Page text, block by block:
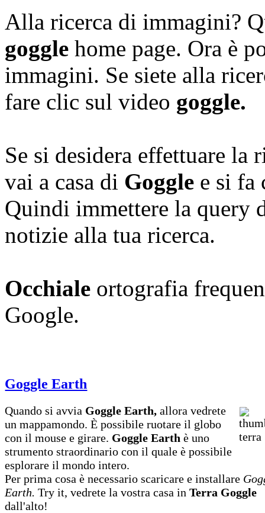
Alla ricerca di immagini?
goggle home page. Ora è
immagini. Se siete alla
fare clic sul video goggle.
Se si desidera effettuare la
vai a casa di Goggle e si fa
Quindi immettere la query
notizie alla tua ricerca.
Occhiale ortografia
Google.
Goggle Earth
Quando si avvia Goggle Earth, allora vedrete
un mappamondo. È possibile ruotare il globo
con il mouse e girare. Goggle Earth è uno
strumento straordinario con il quale è possibile
esplorare il mondo intero.
Per prima cosa è necessario scaricare e installare
Earth. Try it, vedrete la vostra casa inTerra Goggle
dall'alto!